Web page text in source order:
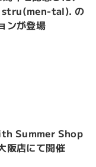
stru(men-tal). の
ンが登場
Summer Shop
阪店にて開催